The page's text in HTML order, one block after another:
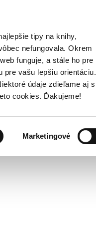
tipy na knihy,
nefungovala. Okrem
funguje, a stále ho pre
vašu lepšiu orientáciu.
údaje zdieľame aj s
cookies. Ďakujeme!
Marketingové